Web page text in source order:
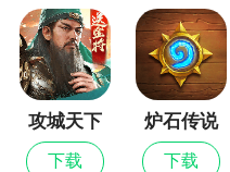
*开服限定黑科技
技方块，获得大量珍稀
*零花钱计划登场，
*还有更多绝赞福利
攻城天下
下载
炉石传说
下载